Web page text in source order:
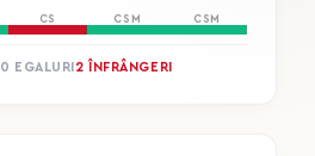
CS CSM CSM
0 EGALURI 2 ÎNFRÂNGERI